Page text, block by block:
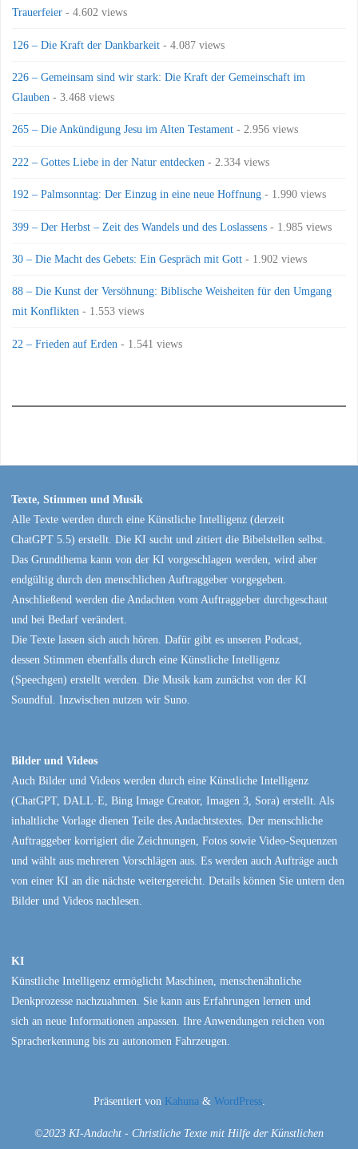
Trauerfeier - 4.602 views
126 – Die Kraft der Dankbarkeit - 4.087 views
226 – Gemeinsam sind wir stark: Die Kraft der Gemeinschaft im
Glauben - 3.468 views
265 – Die Ankündigung Jesu im Alten Testament - 2.956 views
222 – Gottes Liebe in der Natur entdecken - 2.334 views
192 – Palmsonntag: Der Einzug in eine neue Hoffnung - 1.990 views
399 – Der Herbst – Zeit des Wandels und des Loslassens - 1.985 views
30 – Die Macht des Gebets: Ein Gespräch mit Gott - 1.902 views
88 – Die Kunst der Versöhnung: Biblische Weisheiten für den Umgang
mit Konflikten - 1.553 views
22 – Frieden auf Erden - 1.541 views
Texte, Stimmen und Musik
Alle Texte werden durch eine Künstliche Intelligenz (derzeit
ChatGPT 5.5) erstellt. Die KI sucht und zitiert die Bibelstellen selbst.
Das Grundthema kann von der KI vorgeschlagen werden, wird aber
endgültig durch den menschlichen Auftraggeber vorgegeben.
Anschließend werden die Andachten vom Auftraggeber durchgeschaut
und bei Bedarf verändert.
Die Texte lassen sich auch hören. Dafür gibt es unseren Podcast,
dessen Stimmen ebenfalls durch eine Künstliche Intelligenz
(Speechgen) erstellt werden. Die Musik kam zunächst von der KI
Soundful. Inzwischen nutzen wir Suno.
Bilder und Videos
Auch Bilder und Videos werden durch eine Künstliche Intelligenz
(ChatGPT, DALL·E, Bing Image Creator, Imagen 3, Sora) erstellt. Als
inhaltliche Vorlage dienen Teile des Andachtstextes. Der menschliche
Auftraggeber korrigiert die Zeichnungen, Fotos sowie Video-Sequenzen
und wählt aus mehreren Vorschlägen aus. Es werden auch Aufträge auch
von einer KI an die nächste weitergereicht. Details können Sie untern den
Bilder und Videos nachlesen.
KI
Künstliche Intelligenz ermöglicht Maschinen, menschenähnliche
Denkprozesse nachzuahmen. Sie kann aus Erfahrungen lernen und
sich an neue Informationen anpassen. Ihre Anwendungen reichen von
Spracherkennung bis zu autonomen Fahrzeugen.
Präsentiert vonKahuna& WordPress.
©2023 KI-Andacht - Christliche Texte mit Hilfe der Künstlichen